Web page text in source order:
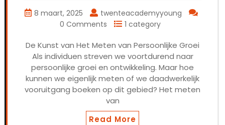
8 maart, 2025
twenteacademyyoung
0 Comments
1 category
De Kunst van Het Meten van Persoonlijke Groei
Als individuen streven we voortdurend naar
persoonlijke groei en ontwikkeling. Maar hoe
kunnen we eigenlijk meten of we daadwerkelijk
vooruitgang boeken op dit gebied? Het meten
van
Read More